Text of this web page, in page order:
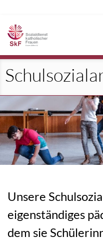
Unsere
eigenständiges
dem sie